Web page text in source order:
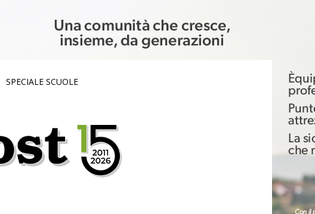
SPECIALE SCUOLE